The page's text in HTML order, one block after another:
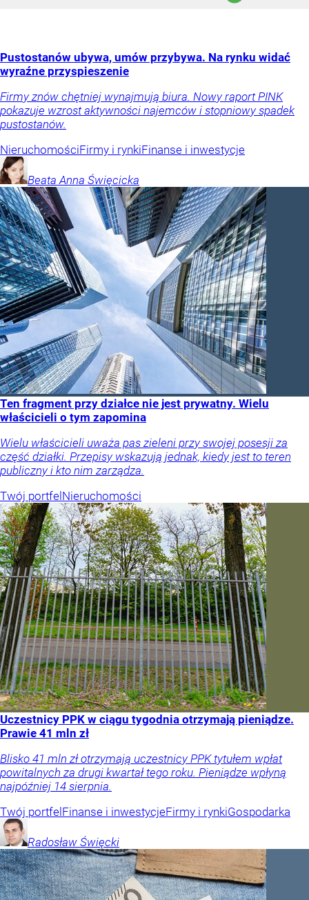
Pustostanów ubywa, umów przybywa. Na rynku widać
wyraźne przyspieszenie
Firmy znów chętniej wynajmują biura. Nowy raport PINK
pokazuje wzrost aktywności najemców i stopniowy spadek
pustostanów.
NieruchomościFirmy i rynkiFinanse i inwestycje
Beata Anna Święcicka
Ten fragment przy działce nie jest prywatny. Wielu
właścicieli o tym zapomina
Wielu właścicieli uważa pas zieleni przy swojej posesji za
część działki. Przepisy wskazują jednak, kiedy jest to teren
publiczny i kto nim zarządza.
Twój portfelNieruchomości
Uczestnicy PPK w ciągu tygodnia otrzymają pieniądze.
Prawie 41 mln zł
Blisko 41 mln zł otrzymają uczestnicy PPK tytułem wpłat
powitalnych za drugi kwartał tego roku. Pieniądze wpłyną
najpóźniej 14 sierpnia.
Twój portfelFinanse i inwestycjeFirmy i rynkiGospodarka
Radosław Święcki